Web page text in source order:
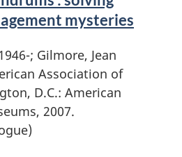
mysteries
; Gilmore, Jean
Association of
D.C.: American
2007.